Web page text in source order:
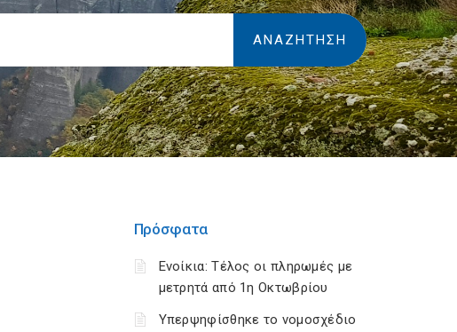
Πρόσφατα
Ενοίκια: Τέλος οι πληρωμές με
μετρητά από 1η Οκτωβρίου
Υπερψηφίσθηκε το νομοσχέδιο